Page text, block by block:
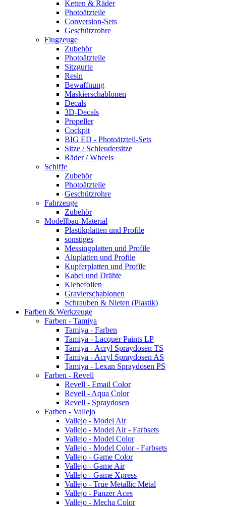
Ketten & Räder
Photoätzteile
Conversion-Sets
Geschützrohre
Flugzeuge
Zubehör
Photoätzteile
Sitzgurte
Resin
Bewaffnung
Maskierschablonen
Decals
3D-Decals
Propeller
Cockpit
BIG ED - Photoätzteil-Sets
Sitze / Schleudersitze
Räder / Wheels
Schiffe
Zubehör
Photoätzteile
Geschützrohre
Fahrzeuge
Zubehör
Modellbau-Material
Plastikplatten und Profile
sonstiges
Messingplatten und Profile
Aluplatten und Profile
Kupferplatten und Profile
Kabel und Drähte
Klebefolien
Gravierschablonen
Schrauben & Nieten (Plastik)
Farben & Werkzeuge
Farben - Tamiya
Tamiya - Farben
Tamiya - Lacquer Paints LP
Tamiya - Acryl Spraydosen TS
Tamiya - Acryl Spraydosen AS
Tamiya - Lexan Spraydosen PS
Farben - Revell
Revell - Email Color
Revell - Aqua Color
Revell - Spraydosen
Farben - Vallejo
Vallejo - Model Air
Vallejo - Model Air - Farbsets
Vallejo - Model Color
Vallejo - Model Color - Farbsets
Vallejo - Game Color
Vallejo - Game Air
Vallejo - Game Xpress
Vallejo - True Metallic Metal
Vallejo - Panzer Aces
Vallejo - Mecha Color